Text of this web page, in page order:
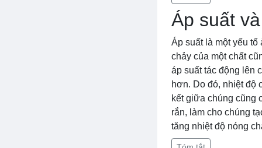
Áp suất
Áp suất là một yếu
chảy của một chất
áp suất tác động lên
hơn. Do đó, nhiệt độ
kết giữa chúng cũng
rắn, làm cho chúng
tăng nhiệt độ nóng